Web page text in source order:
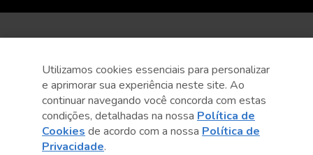
Utilizamos cookies essenciais para personalizar
e aprimorar sua experiência neste site. Ao
continuar navegando você concorda com estas
condições, detalhadas na nossa Política de
Cookies de acordo com a nossa Política de
Privacidade.